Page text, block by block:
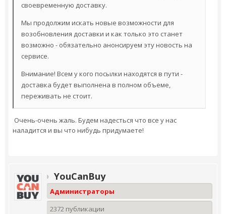
своевременную доставку.
Мы продолжим искать новые возможности для
возобновления доставки и как только это станет
возможно - обязательно анонсируем эту новость на
сервисе.
Внимание! Всем у кого посылки находятся в пути -
доставка будет выполнена в полном объеме,
переживать не стоит.
Очень-очень жаль. Будем надесться что все у нас
наладится и вы что нибудь придумаете!
YouCanBuy
Администраторы
2372 публикации